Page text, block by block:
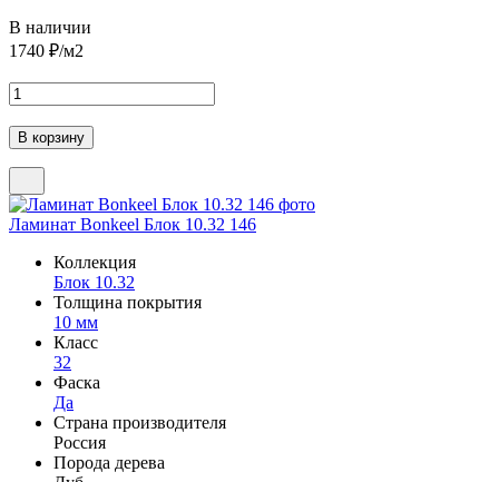
В наличии
1740 ₽/м2
Ламинат Bonkeel Блок 10.32 146
Коллекция
Блок 10.32
Толщина покрытия
10 мм
Класс
32
Фаска
Да
Страна производителя
Россия
Порода дерева